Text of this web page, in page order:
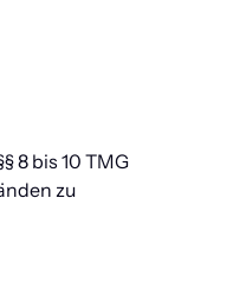
8 bis 10 TMG
zu